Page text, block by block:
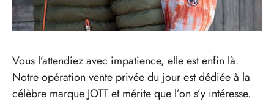
Vous l’attendiez avec impatience, elle est enfin là.
Notre opération vente privée du jour est dédiée à la
célèbre marque JOTT et mérite que l’on s’y intéresse.